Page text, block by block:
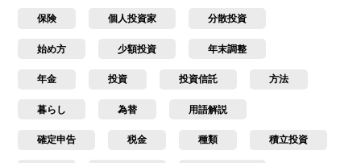
保険 個人投資家 分散投資
始め方 少額投資 年末調整
年金 投資 投資信託 方法
暮らし 為替 用語解説
確定申告 税金 種類 積立投資